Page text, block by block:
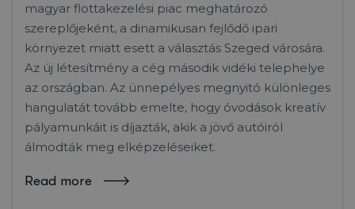
magyar flottakezelési piac meghatározó
szereplőjeként, a dinamikusan fejlődő ipari
környezet miatt esett a választás Szeged városára.
Az új létesítmény a cég második vidéki telephelye
az országban. Az ünnepélyes megnyitó különleges
hangulatát tovább emelte, hogy óvodások kreatív
pályamunkáit is díjazták, akik a jövő autóiról
álmodták meg elképzeléseiket.
Read more